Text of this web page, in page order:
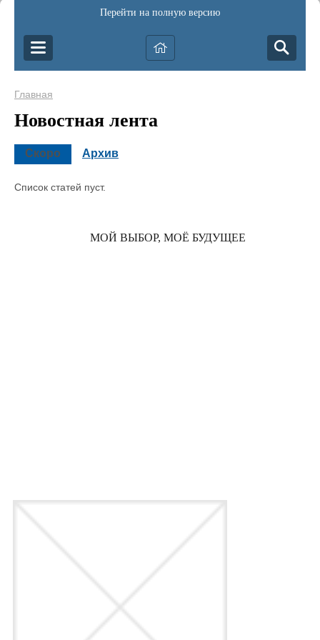
Перейти на полную версию
Главная
Новостная лента
Скоро Архив
Список статей пуст.
МОЙ ВЫБОР, МОЁ БУДУЩЕЕ